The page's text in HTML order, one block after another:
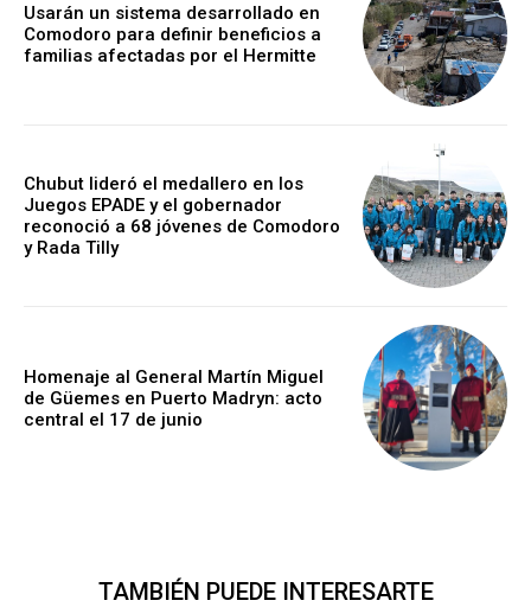
Usarán un sistema desarrollado en
Comodoro para definir beneficios a
familias afectadas por el Hermitte
Chubut lideró el medallero en los
Juegos EPADE y el gobernador
reconoció a 68 jóvenes de Comodoro
y Rada Tilly
Homenaje al General Martín Miguel
de Güemes en Puerto Madryn: acto
central el 17 de junio
TAMBIÉN PUEDE INTERESARTE